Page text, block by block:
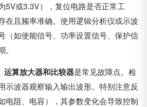
5V或3.3V），复位电路是否正常工
在且频率准确。使用逻辑分析仪或示波
（如使能信号、功率设置信号、保护信
运算放大器和比较器是常见故障点。检
示波器观察输入输出波形。特别注意反
电阻、电容），其参数变化会导致控制